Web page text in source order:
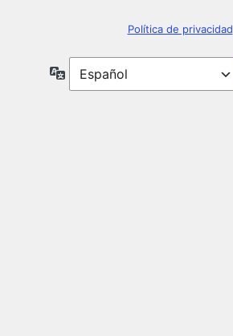
Política de privacidad
Idioma